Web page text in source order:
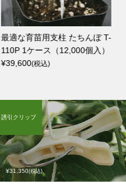
最適な育苗用支柱 たちんぼ T-
110P 1ケース（12,000個入）
¥39,600(税込)
¥31,350(税込)
誘引クリップ